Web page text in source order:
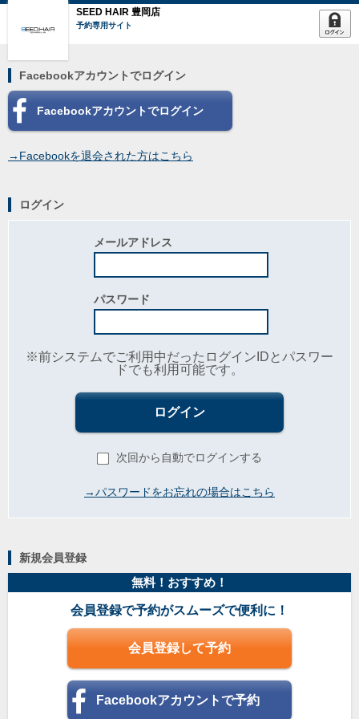
SEED HAIR 豊岡店
予約専用サイト
Facebookアカウントでログイン
Facebookアカウントでログイン
→Facebookを退会された方はこちら
ログイン
メールアドレス
パスワード
※前システムでご利用中だったログインIDとパスワー
ドでも利用可能です。
ログイン
次回から自動でログインする
→パスワードをお忘れの場合はこちら
新規会員登録
無料！おすすめ！
会員登録で予約がスムーズで便利に！
会員登録して予約
Facebookアカウントで予約